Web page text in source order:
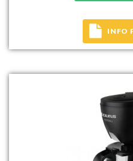
INFO